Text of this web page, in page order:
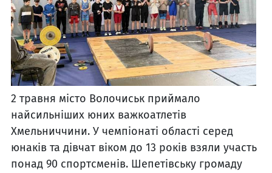
2 травня місто Волочиськ приймало
найсильніших юних важкоатлетів
Хмельниччини. У чемпіонаті області серед
юнаків та дівчат віком до 13 років взяли участь
понад 90 спортсменів. Шепетівську громаду